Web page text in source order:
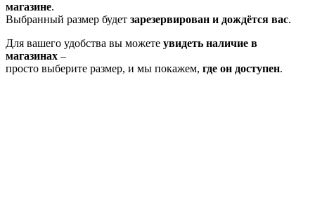
магазине.
Выбранный размер будет зарезервирован и дождётся вас.
Для вашего удобства вы можете увидеть наличие в
магазинах –
просто выберите размер, и мы покажем, где он доступен.